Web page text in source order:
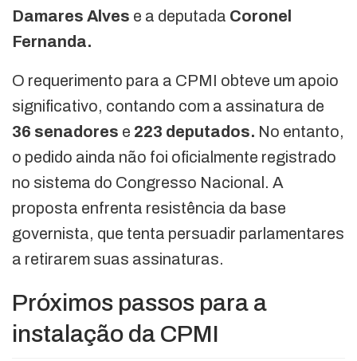
Damares Alves e a deputada Coronel
Fernanda.
O requerimento para a CPMI obteve um apoio
significativo, contando com a assinatura de
36 senadores e 223 deputados. No entanto,
o pedido ainda não foi oficialmente registrado
no sistema do Congresso Nacional. A
proposta enfrenta resistência da base
governista, que tenta persuadir parlamentares
a retirarem suas assinaturas.
Próximos passos para a
instalação da CPMI